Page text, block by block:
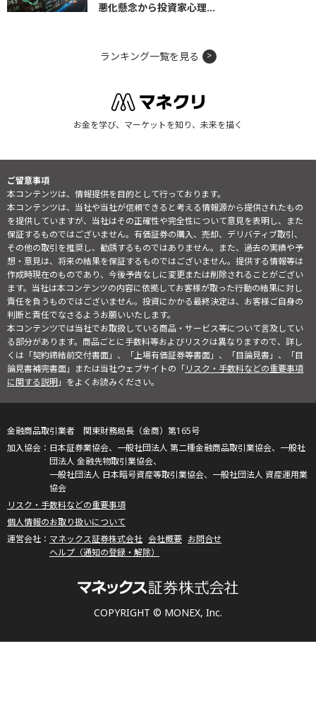
悪化懸念から投資家心理...
ランキング一覧を見る
お金を学び、マーケットを知り、未来を描く
ご留意事項
本コンテンツは、情報提供を目的として行っております。
本コンテンツは、当社や当社が信頼できると考える情報源から提供されたもの
を提供していますが、当社はその正確性や完全性について意見を表明し、また
保証するものではございません。有価証券の購入、売却、デリバティブ取引、
その他の取引を推奨し、勧誘するものではありません。また、過去の実績や予
想・意見は、将来の結果を保証するものではございません。提供する情報等は
作成時現在のものであり、今後予告なしに変更または削除されることがござい
ます。当社は本コンテンツの内容に依拠してお客様が取った行動の結果に対し
責任を負うものではございません。投資にかかる最終決定は、お客様ご自身の
判断と責任でなさるようお願いいたします。
本コンテンツでは当社でお取扱している商品・サービス等について言及してい
る部分があります。商品ごとに手数料等およびリスクは異なりますので、詳し
くは「契約締結前交付書面」、「上場有価証券等書面」、「目論見書」、「目
論見書補完書面」または当社ウェブサイトの「リスク・手数料などの重要事項
に関する説明」をよくお読みください。
COPYRIGHT © MONEX, Inc.
金融商品取引業者 関東財務局長（金商）第165号
日本証券業協会、一般社団法人 第二種金融商品取引業協会、一般社
団法人 金融先物取引業協会、
一般社団法人 日本暗号資産等取引業協会、一般社団法人 資産運用業
協会
リスク・手数料などの重要事項
個人情報のお取り扱いについて
マネックス証券株式会社 会社概要 お問合せ
ヘルプ（通知の登録・解除）